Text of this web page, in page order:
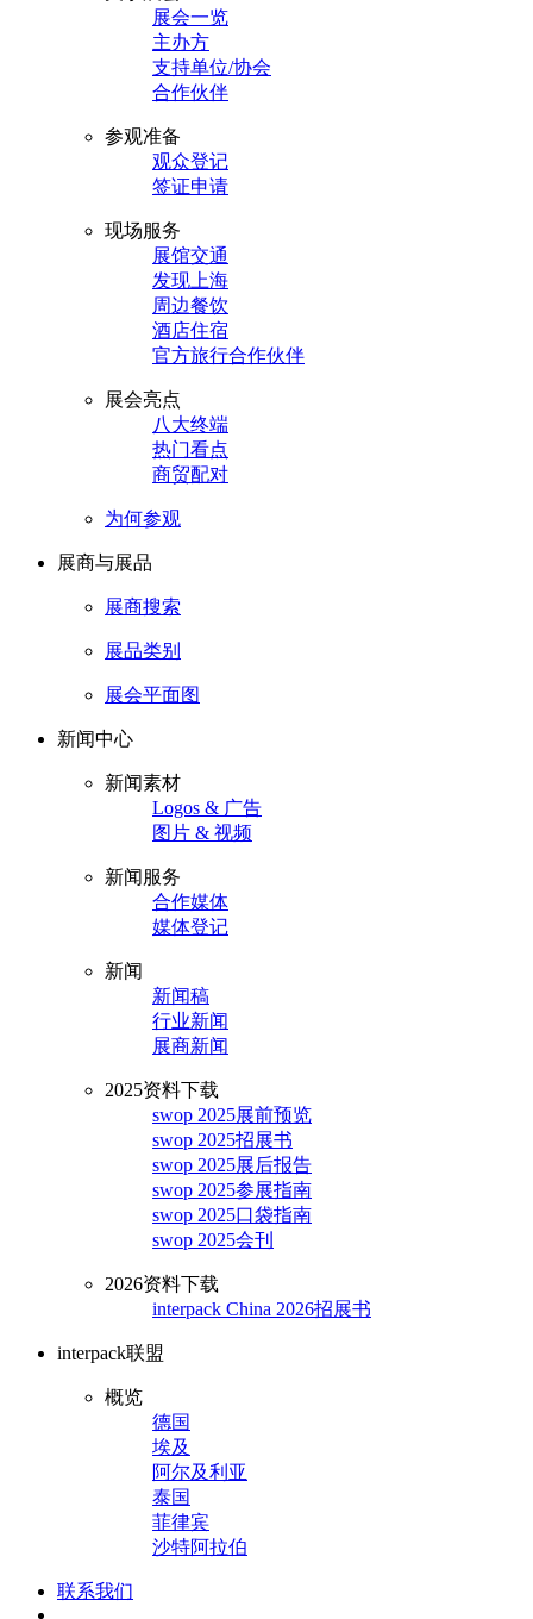
展会一览
主办方
支持单位/协会
合作伙伴
参观准备
观众登记
签证申请
现场服务
展馆交通
发现上海
周边餐饮
酒店住宿
官方旅行合作伙伴
展会亮点
八大终端
热门看点
商贸配对
为何参观
展商与展品
展商搜索
展品类别
展会平面图
新闻中心
新闻素材
Logos & 广告
图片 & 视频
新闻服务
合作媒体
媒体登记
新闻
新闻稿
行业新闻
展商新闻
2025资料下载
swop 2025展前预览
swop 2025招展书
swop 2025展后报告
swop 2025参展指南
swop 2025口袋指南
swop 2025会刊
2026资料下载
interpack China 2026招展书
interpack联盟
概览
德国
埃及
阿尔及利亚
泰国
菲律宾
沙特阿拉伯
联系我们